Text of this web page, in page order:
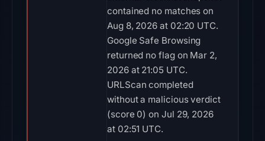
contained no matches on
Aug 8, 2026 at 02:20 UTC.
Google Safe Browsing
returned no flag on Mar 2,
2026 at 21:05 UTC.
URLScan completed
without a malicious verdict
(score 0) on Jul 29, 2026
at 02:51 UTC.